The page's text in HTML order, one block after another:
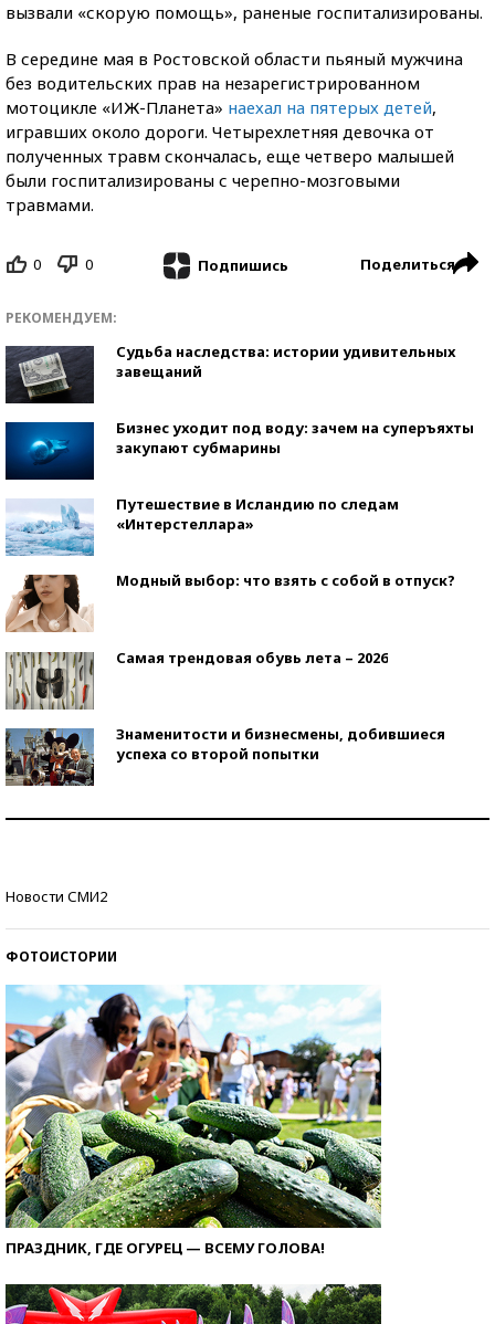
вызвали «скорую помощь», раненые госпитализированы.
В середине мая в Ростовской области пьяный мужчина
без водительских прав на незарегистрированном
мотоцикле «ИЖ-Планета» наехал на пятерых детей,
игравших около дороги. Четырехлетняя девочка от
полученных травм скончалась, еще четверо малышей
были госпитализированы с черепно-мозговыми
травмами.
0 0 Подпишись Поделиться
РЕКОМЕНДУЕМ:
Судьба наследства: истории удивительных
завещаний
Бизнес уходит под воду: зачем на суперъяхты
закупают субмарины
Путешествие в Исландию по следам
«Интерстеллара»
Модный выбор: что взять с собой в отпуск?
Самая трендовая обувь лета – 2026
Знаменитости и бизнесмены, добившиеся
успеха со второй попытки
Новости СМИ2
ФОТОИСТОРИИ
ПРАЗДНИК, ГДЕ ОГУРЕЦ — ВСЕМУ ГОЛОВА!